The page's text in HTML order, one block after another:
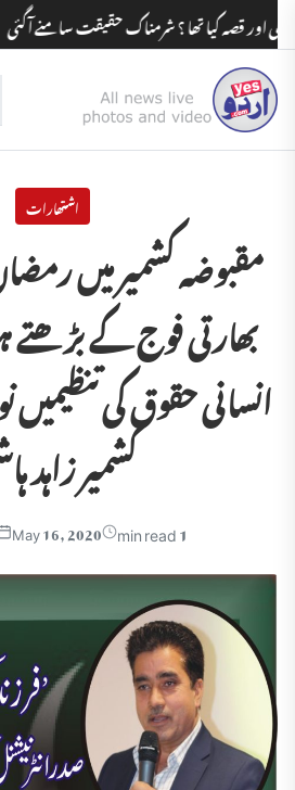
کیا تھا ؟ شرمناک حقیقت سامنے آگئی
اشتھارات
مقبوضہ کشمیر میں
بھارتی فوج کے
انسانی حقوق کی
کشمیر زاہد
May 16, 2020 1 min read